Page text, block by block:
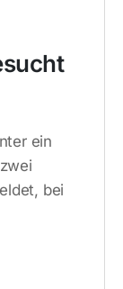
ein
bei